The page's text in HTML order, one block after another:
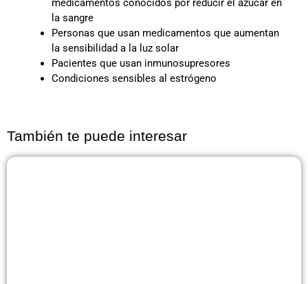
medicamentos conocidos por reducir el azúcar en
la sangre
Personas que usan medicamentos que aumentan
la sensibilidad a la luz solar
Pacientes que usan inmunosupresores
Condiciones sensibles al estrógeno
También te puede interesar